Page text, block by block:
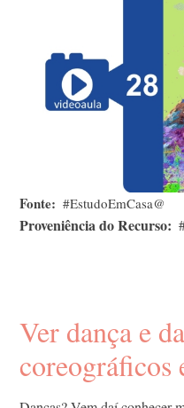
Fonte #EstudoEmCasa@
Proveniência do Recurso
Ver dança e